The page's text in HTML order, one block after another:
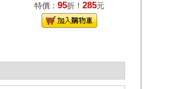
特價： 95折！ 285元